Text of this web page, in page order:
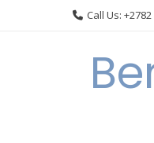
Call Us: +2782